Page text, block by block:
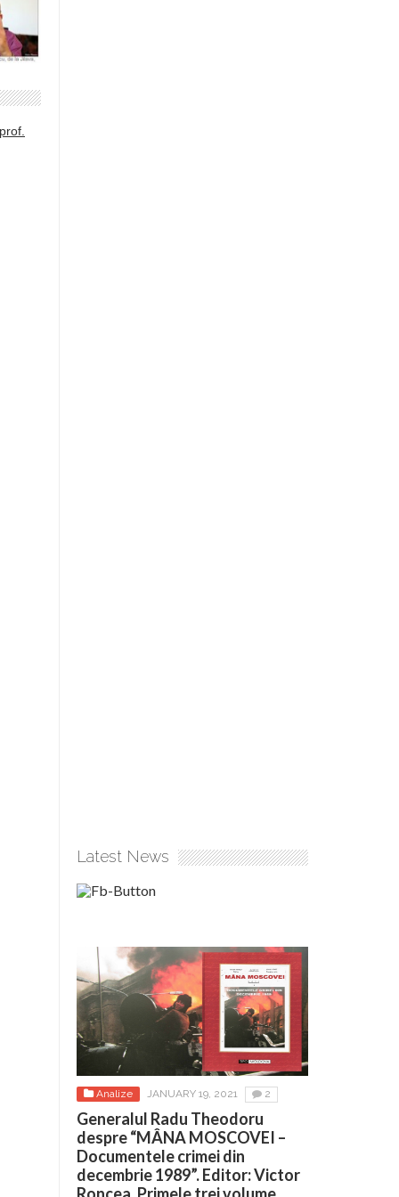
Latest News
Analize JANUARY 19, 2021 2
Generalul Radu Theodoru
despre “MÂNA MOSCOVEI –
Documentele crimei din
decembrie 1989”. Editor: Victor